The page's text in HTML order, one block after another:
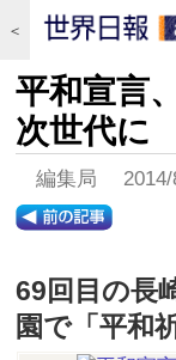
＜
平和宣言
次世代に
編集局
69回目の長
園で「平和